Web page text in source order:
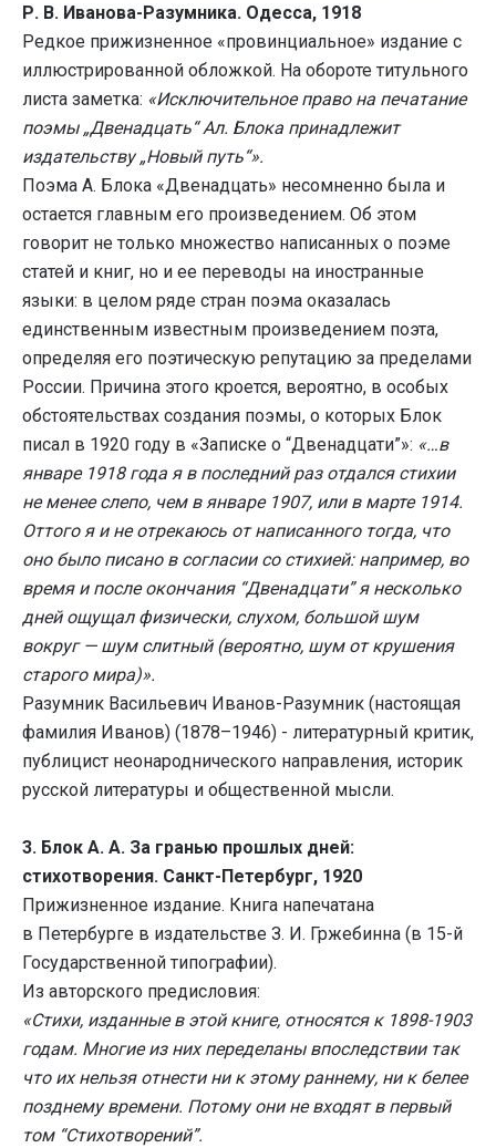
Р. В. Иванова-Разумника. Одесса, 1918
Редкое прижизненное «провинциальное» издание с
иллюстрированной обложкой. На обороте титульного
листа заметка: «Исключительное право на печатание
поэмы „Двенадцать“ Ал. Блока принадлежит
издательству „Новый путь“».
Поэма А. Блока «Двенадцать» несомненно была и
остается главным его произведением. Об этом
говорит не только множество написанных о поэме
статей и книг, но и ее переводы на иностранные
языки: в целом ряде стран поэма оказалась
единственным известным произведением поэта,
определяя его поэтическую репутацию за пределами
России. Причина этого кроется, вероятно, в особых
обстоятельствах создания поэмы, о которых Блок
писал в 1920 году в «Записке о “Двенадцати”»: «…в
январе 1918 года я в последний раз отдался стихии
не менее слепо, чем в январе 1907, или в марте 1914.
Оттого я и не отрекаюсь от написанного тогда, что
оно было писано в согласии со стихией: например, во
время и после окончания “Двенадцати” я несколько
дней ощущал физически, слухом, большой шум
вокруг — шум слитный (вероятно, шум от крушения
старого мира)».
Разумник Васильевич Иванов-Разумник (настоящая
фамилия Иванов) (1878–1946) - литературный критик,
публицист неонароднического направления, историк
русской литературы и общественной мысли.
3. Блок А. А. За гранью прошлых дней:
стихотворения. Санкт-Петербург, 1920
Прижизненное издание. Книга напечатана
в Петербурге в издательстве З. И. Гржебинна (в 15-й
Государственной типографии).
Из авторского предисловия:
«Стихи, изданные в этой книге, относятся к 1898-1903
годам. Многие из них переделаны впоследствии так
что их нельзя отнести ни к этому раннему, ни к белее
позднему времени. Потому они не входят в первый
том “Стихотворений”.